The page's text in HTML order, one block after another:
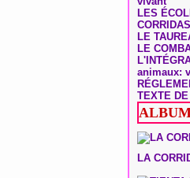
LES
CORRIDAS
LE
LE
animaux:
TEXTE
LA